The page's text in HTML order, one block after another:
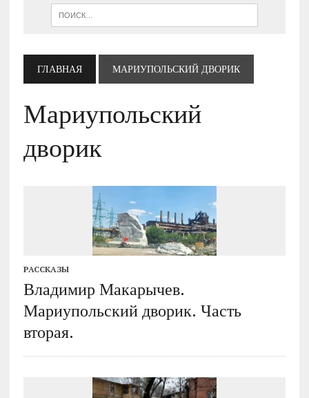
ГЛАВНАЯ МАРИУПОЛЬСКИЙ ДВОРИК
Мариупольский
дворик
РАССКАЗЫ
Владимир Макарычев.
Мариупольский дворик. Часть
вторая.